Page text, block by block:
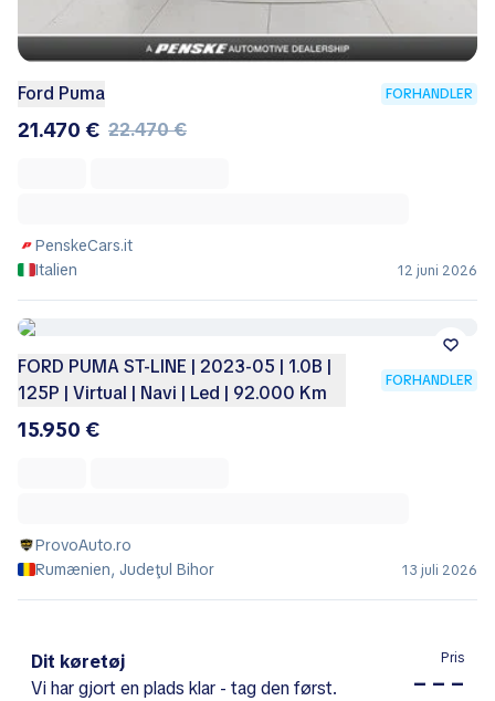
Ford Puma FORHANDLER
21.470 € 22.470 €
PenskeCars.it
Italien
12 juni 2026
FORD PUMA ST-LINE | 2023-05 | 1.0B |
125P | Virtual | Navi | Led | 92.000 Km
FORHANDLER
15.950 €
ProvoAuto.ro
Rumænien, Judeţul Bihor
13 juli 2026
Dit køretøj
Vi har gjort en plads klar - tag den først.
Pris
– – –